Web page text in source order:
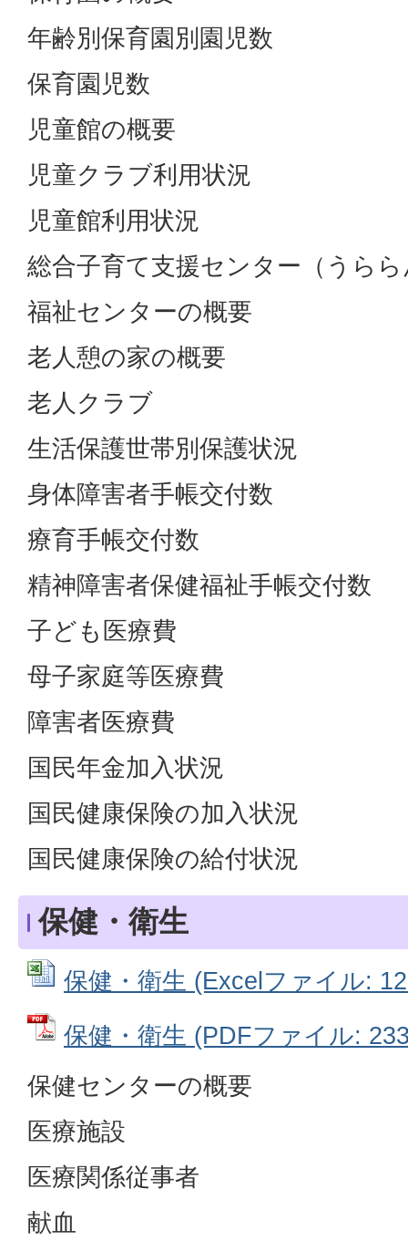
年齢別保育園別園児数
保育園児数
児童館の概要
児童クラブ利用状況
児童館利用状況
総合子育て支援センター（うら
福祉センターの概要
老人憩の家の概要
老人クラブ
生活保護世帯別保護状況
身体障害者手帳交付数
療育手帳交付数
精神障害者保健福祉手帳交付数
子ども医療費
母子家庭等医療費
障害者医療費
国民年金加入状況
国民健康保険の加入状況
国民健康保険の給付状況
保健・衛生
保健・衛生 (Excelファイル:
保健・衛生 (PDFファイル:
保健センターの概要
医療施設
医療関係従事者
献血